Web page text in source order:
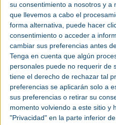
su consentimiento a nosotros y a
que llevemos a cabo el
forma alternativa, puede hacer
consentimiento o acceder a
cambiar sus preferencias antes
Tenga en cuenta que algún
personales puede no requerir de
tiene el derecho de rechazar tal
preferencias se aplicarán solo a
sus preferencias o retirar su
momento volviendo a este sitio y
"Privacidad" en la parte inferior
Categoría |
Lugar |São Paulo (Brasil)
Fecha |Martes 5 mayo